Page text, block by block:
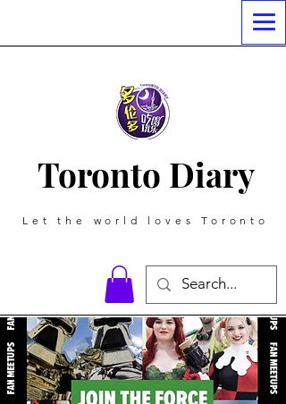
Toronto Diary
Let the world loves Toronto